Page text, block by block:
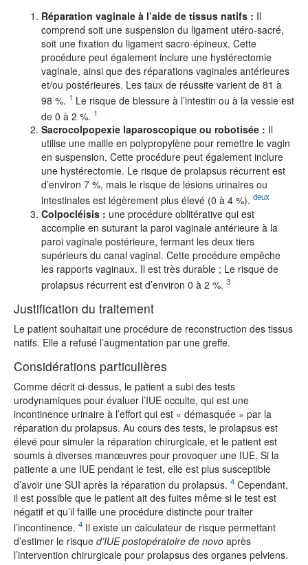
Réparation vaginale à l’aide de tissus natifs : Il
comprend soit une suspension du ligament utéro-sacré,
soit une fixation du ligament sacro-épineux. Cette
procédure peut également inclure une hystérectomie
vaginale, ainsi que des réparations vaginales antérieures
et/ou postérieures. Les taux de réussite varient de 81 à
98 %. 1 Le risque de blessure à l’intestin ou à la vessie est
de 0 à 2 %. 1
Sacrocolpopexie laparoscopique ou robotisée : Il
utilise une maille en polypropylène pour remettre le vagin
en suspension. Cette procédure peut également inclure
une hystérectomie. Le risque de prolapsus récurrent est
d’environ 7 %, mais le risque de lésions urinaires ou
intestinales est légèrement plus élevé (0 à 4 %). deux
Colpocléisis : une procédure oblitérative qui est
accomplie en suturant la paroi vaginale antérieure à la
paroi vaginale postérieure, fermant les deux tiers
supérieurs du canal vaginal. Cette procédure empêche
les rapports vaginaux. Il est très durable ; Le risque de
prolapsus récurrent est d’environ 0 à 2 %. 3
Justification du traitement
Le patient souhaitait une procédure de reconstruction des tissus
natifs. Elle a refusé l’augmentation par une greffe.
Considérations particulières
Comme décrit ci-dessus, le patient a subi des tests
urodynamiques pour évaluer l’IUE occulte, qui est une
incontinence urinaire à l’effort qui est « démasquée » par la
réparation du prolapsus. Au cours des tests, le prolapsus est
élevé pour simuler la réparation chirurgicale, et le patient est
soumis à diverses manœuvres pour provoquer une IUE. Si la
patiente a une IUE pendant le test, elle est plus susceptible
d’avoir une SUI après la réparation du prolapsus. 4 Cependant,
il est possible que le patient ait des fuites même si le test est
négatif et qu’il faille une procédure distincte pour traiter
l’incontinence. 4 Il existe un calculateur de risque permettant
d’estimer le risque d’IUE postopératoire de novo après
l’intervention chirurgicale pour prolapsus des organes pelviens.